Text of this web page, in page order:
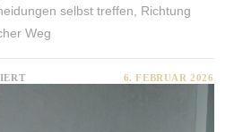
selbst treffen, Richtung
Weg
FÜR
6. FEBRUAR 2026